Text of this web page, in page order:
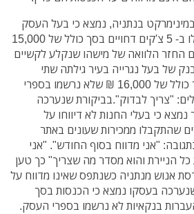
בנתניה, נמצא כי בעל העסק
לא רשם הכנסות שנתקבלו ב- 5 צ'קים דחויים בסך כולל של 15,000
החזר הלוואה של מישהו שנקלע לקשיים
של בעל נגרייה בעיר גילתה שתי
הפקדות של מזומנים בסך כולל של 16,000 ₪ שלא נרשמו בספרי
"צריך לבדוק".בביקורת שנערכה
כי בעלי החנות לא דיווחו על
בסך 6,759 דולרים שהתקבלו ממכירות שעונים באתר
"אני מדווח בסוף החודש". "אני
הניירת והוא מסדר מה שצריך" כך טען
אנוש מנתניה כשנתפס שאינו מדווח על
שנערכה בעסקו נמצא כי הכנסות בסך